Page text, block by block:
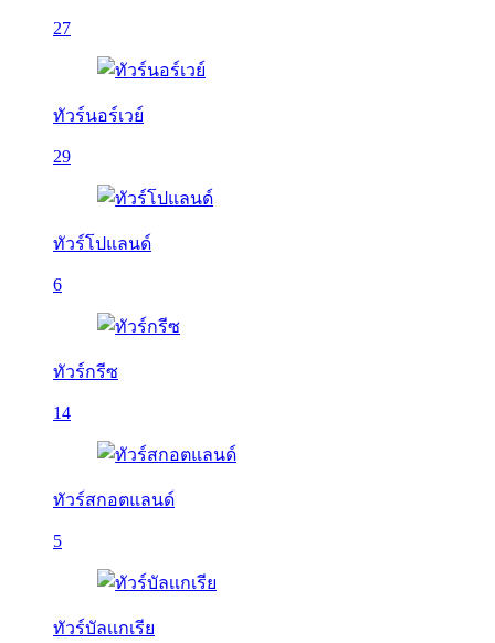
27
ทัวร์นอร์เวย์
29
ทัวร์โปแลนด์
6
ทัวร์กรีซ
14
ทัวร์สกอตแลนด์
5
ทัวร์บัลเเกเรีย